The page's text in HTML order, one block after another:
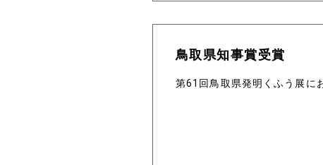
地域貢献
ロゴに込めた思い
ユニフォームリニュー
鳥取県知事賞受賞
第61回鳥取県発明くふう展に